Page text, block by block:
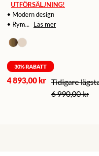
UTFÖRSÄLJNING!
• Modern design
• Rym...
Läs mer
30% RABATT
4 893,00 kr
6 990,00 kr